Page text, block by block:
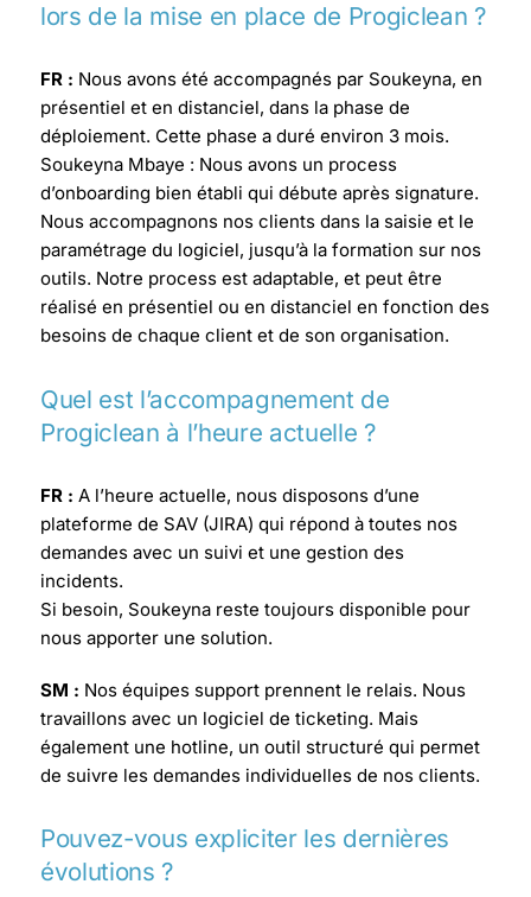
lors de la mise en place de Progiclean ?
FR : Nous avons été accompagnés par Soukeyna, en
présentiel et en distanciel, dans la phase de
déploiement. Cette phase a duré environ 3 mois.
Soukeyna Mbaye : Nous avons un process
d’onboarding bien établi qui débute après signature.
Nous accompagnons nos clients dans la saisie et le
paramétrage du logiciel, jusqu’à la formation sur nos
outils. Notre process est adaptable, et peut être
réalisé en présentiel ou en distanciel en fonction des
besoins de chaque client et de son organisation.
Quel est l’accompagnement de
Progiclean à l’heure actuelle ?
FR : A l’heure actuelle, nous disposons d’une
plateforme de SAV (JIRA) qui répond à toutes nos
demandes avec un suivi et une gestion des
incidents.
Si besoin, Soukeyna reste toujours disponible pour
nous apporter une solution.
SM : Nos équipes support prennent le relais. Nous
travaillons avec un logiciel de ticketing. Mais
également une hotline, un outil structuré qui permet
de suivre les demandes individuelles de nos clients.
Pouvez-vous expliciter les dernières
évolutions ?